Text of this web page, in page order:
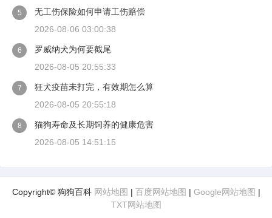
5
无工伤保险如何申请工伤赔偿
2026-08-06 03:00:38
6
罗威纳犬为何要截尾
2026-08-05 20:55:33
7
狂犬疫苗未打完，有效期怎么算
2026-08-05 20:55:18
8
猫狗寿命及长期饲养的健康危害
2026-08-05 14:51:15
Copyright© 狗狗百科 网站地图 | 百度网站地图 | Google网站地图 |
TXT网站地图